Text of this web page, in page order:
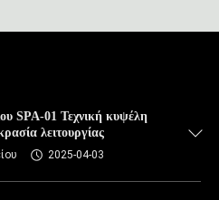
SPA-01 Τεχνική κυψέλη
λειτουργίας
2025-04-03